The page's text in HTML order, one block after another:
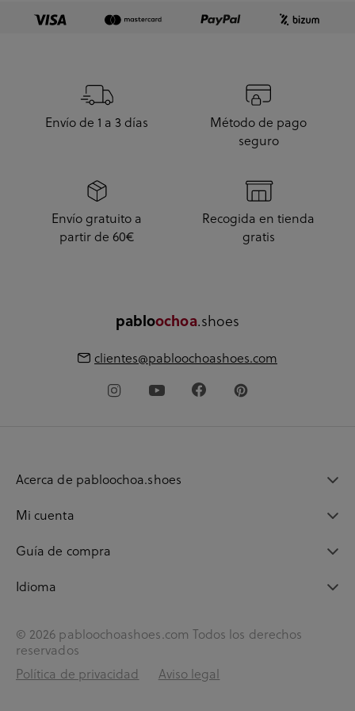
Envío de 1 a 3 días
Método de pago
seguro
Envío gratuito a
partir de 60€
Recogida en tienda
gratis
pabloochoa.shoes
clientes@pabloochoashoes.com
Acerca de pabloochoa.shoes
Mi cuenta
Guía de compra
Idioma
© 2026 pabloochoashoes.com Todos los derechos
reservados
Política de privacidad
Aviso legal